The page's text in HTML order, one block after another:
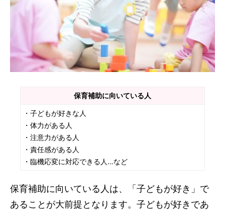
保育補助に向いている人
・子どもが好きな人
・体力がある人
・注意力がある人
・責任感がある人
・臨機応変に対応できる人…など
保育補助に向いている人は、「子どもが好き」で
あることが大前提となります。子どもが好きであ